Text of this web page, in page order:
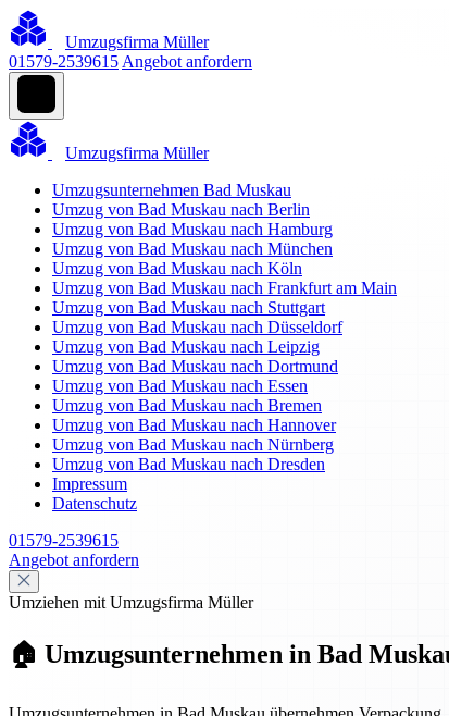
Umzugsfirma Müller
01579-2539615 Angebot anfordern
Umzugsfirma Müller
Umzugsunternehmen Bad Muskau
Umzug von Bad Muskau nach Berlin
Umzug von Bad Muskau nach Hamburg
Umzug von Bad Muskau nach München
Umzug von Bad Muskau nach Köln
Umzug von Bad Muskau nach Frankfurt am Main
Umzug von Bad Muskau nach Stuttgart
Umzug von Bad Muskau nach Düsseldorf
Umzug von Bad Muskau nach Leipzig
Umzug von Bad Muskau nach Dortmund
Umzug von Bad Muskau nach Essen
Umzug von Bad Muskau nach Bremen
Umzug von Bad Muskau nach Hannover
Umzug von Bad Muskau nach Nürnberg
Umzug von Bad Muskau nach Dresden
Impressum
Datenschutz
01579-2539615
Angebot anfordern
Umziehen mit Umzugsfirma Müller
🏠 Umzugsunternehmen in Bad